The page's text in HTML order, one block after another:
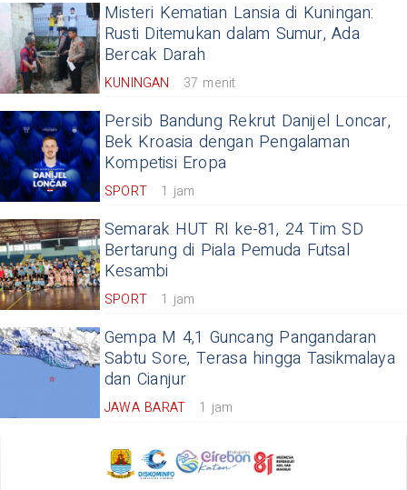
Misteri Kematian Lansia di Kuningan:
Rusti Ditemukan dalam Sumur, Ada
Bercak Darah
KUNINGAN 37 menit
Persib Bandung Rekrut Danijel Loncar,
Bek Kroasia dengan Pengalaman
Kompetisi Eropa
SPORT 1 jam
Semarak HUT RI ke-81, 24 Tim SD
Bertarung di Piala Pemuda Futsal
Kesambi
SPORT 1 jam
Gempa M 4,1 Guncang Pangandaran
Sabtu Sore, Terasa hingga Tasikmalaya
dan Cianjur
JAWA BARAT 1 jam